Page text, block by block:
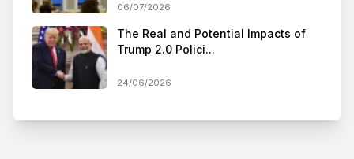
06/07/2026
The Real and Potential Impacts of
Trump 2.0 Polici...
24/06/2026